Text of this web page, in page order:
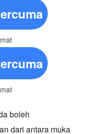
boleh
dari antara muka